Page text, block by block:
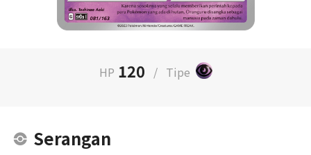
HP 120 / Tipe
Serangan